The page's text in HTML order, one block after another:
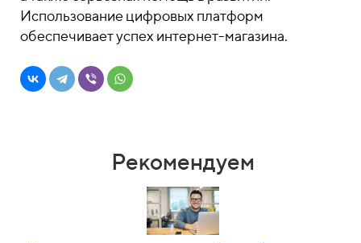
Использование цифровых платформ
обеспечивает успех интернет-магазина.
Рекомендуем